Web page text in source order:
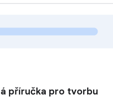
příručka pro tvorbu